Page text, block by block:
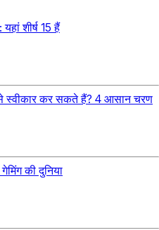
शीर्ष 15 हैं
स्वीकार कर सकते हैं? 4 आसान चरण
की दुनिया